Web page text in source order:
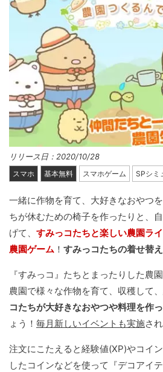
リリース日：2020/10/28
スマホ 基本無料 スマホゲーム SPシミ
一緒に作物を育て、大好きなおやつ
ちが休むための椅子を作ったりと、
げて、 すみっコたちと楽しい農園ラ
農園ゲーム ！ すみっコたちの着せ替
『すみっコ』たちとまったりした農
農園で様々な作物を育て、収穫して、
コたちが大好きなおやつや料理を作
ょう！ 毎月新しいイベントも実施さ
注文にこたえると経験値(XP)やコイ
したコインなどを使って『デコアイテ